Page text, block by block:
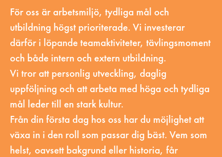
För oss är arbetsmiljö, tydliga mål och
utbildning högst prioriterade. Vi investerar
därför i löpande teamaktiviteter, tävlingsmoment
och både intern och extern utbildning.
Vi tror att personlig utveckling, daglig
uppföljning och att arbeta med höga och tydliga
mål leder till en stark kultur.
Från din första dag hos oss har du möjlighet att
växa in i den roll som passar dig bäst. Vem som
helst, oavsett bakgrund eller historia, får